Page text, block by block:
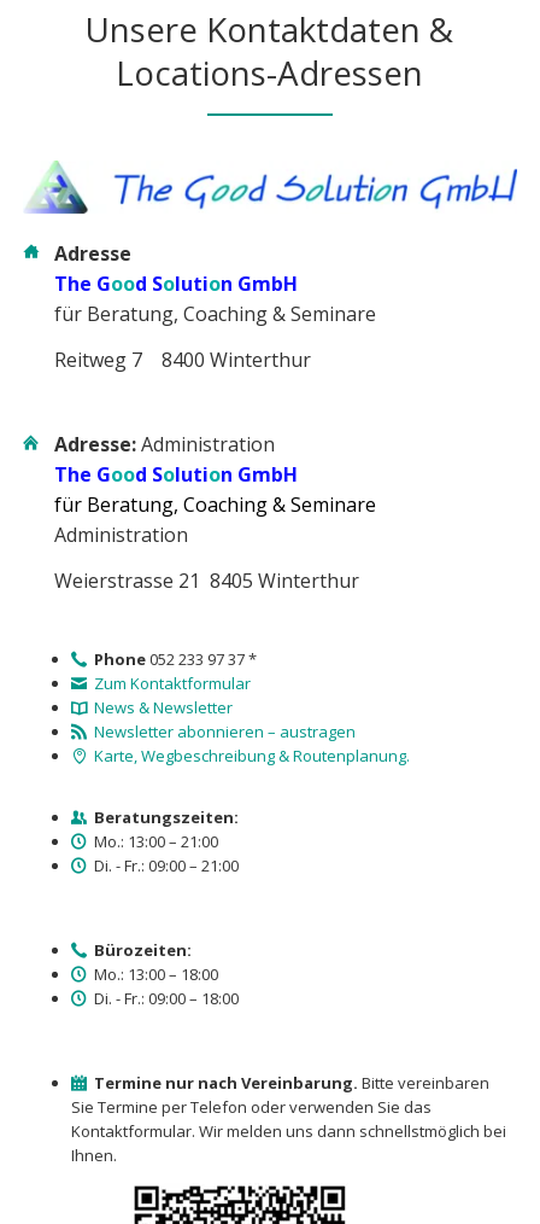
Unsere Kontaktdaten &
Locations-Adressen
Adresse
The Good Solution GmbH
für Beratung, Coaching & Seminare
Reitweg 7 8400 Winterthur
Adresse:Administration
The Good Solution GmbH
für Beratung, Coaching & Seminare
Administration
Weierstrasse 21 8405 Winterthur
Phone052 233 97 37 *
Zum Kontaktformular
News & Newsletter
Newsletter abonnieren – austragen
Karte, Wegbeschreibung & Routenplanung.
Beratungszeiten:
Mo.: 13:00 – 21:00
Di. - Fr.: 09:00 – 21:00
Bürozeiten:
Mo.: 13:00 – 18:00
Di. - Fr.: 09:00 – 18:00
Termine nur nach Vereinbarung. Bitte vereinbaren
Sie Termine per Telefon oder verwenden Sie das
Kontaktformular. Wir melden uns dann schnellstmöglich bei
Ihnen.